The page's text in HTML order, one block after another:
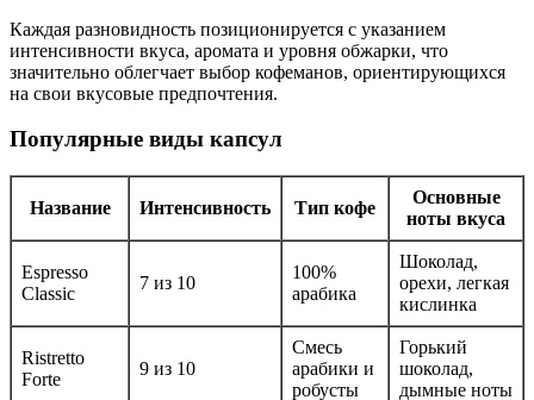
Каждая разновидность позиционируется с указанием
интенсивности вкуса, аромата и уровня обжарки, что
значительно облегчает выбор кофеманов, ориентирующихся
на свои вкусовые предпочтения.
Популярные виды капсул
Название Интенсивность Тип кофе
Основные
ноты вкуса
Espresso
Classic
7 из 10
100%
арабика
Шоколад,
орехи, легкая
кислинка
Ristretto
Forte
9 из 10
Смесь
арабики и
робусты
Горький
шоколад,
дымные ноты